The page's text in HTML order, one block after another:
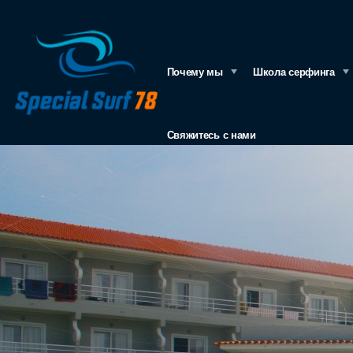
Почему мы Школа серфинга
Свяжитесь с нами